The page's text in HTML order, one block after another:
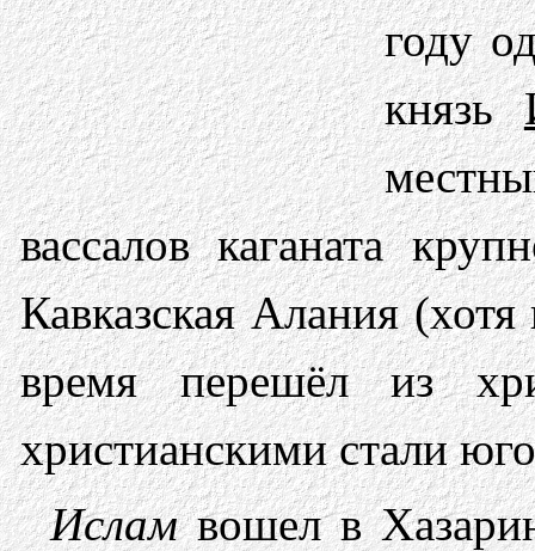
году
князь
вассалов каганата
Кавказская Алания
время перешёл из
христианскими стали
Исламвошел в